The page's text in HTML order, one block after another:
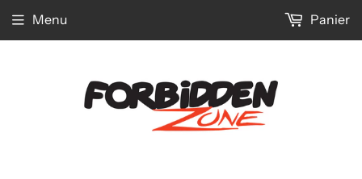
Menu Panier